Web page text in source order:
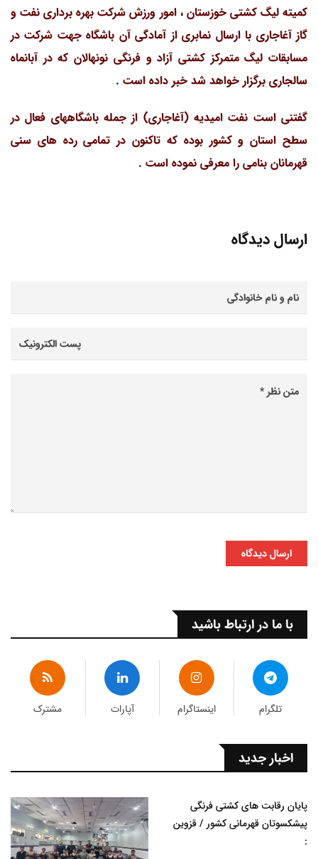
کمیته لیگ کشتی خوزستان ، امور ورزش شرکت بهره برداری نفت و
گاز آغاجاری با ارسال نمابری از آمادگی آن باشگاه جهت شرکت در
مسابقات لیگ متمرکز کشتی آزاد و فرنگی نونهالان که در آبانماه
سالجاری برگزار خواهد شد خبر داده است .
گفتنی است نفت امیدیه (آغاجاری) از جمله باشگاههای فعال در
سطح استان و کشور بوده که تاکنون در تمامی رده های سنی
قهرمانان بنامی را معرفی نموده است .
ارسال دیدگاه
ارسال دیدگاه
با ما در ارتباط باشید
تلگرام اینستاگرام آپارات مشترک
اخبار جدید
پایان رقابت های کشتی فرنگی
پیشکسوتان قهرمانی کشور / قزوین
: